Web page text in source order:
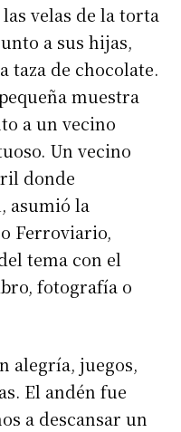
velas de la torta
a sus hijas,
taza de chocolate.
muestra
a un vecino
Un vecino
donde
asumió la
Ferroviario,
tema con el
fotografía o
alegría, juegos,
El andén fue
a descansar un